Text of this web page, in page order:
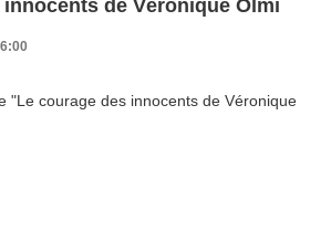
innocents de Véronique Olmi